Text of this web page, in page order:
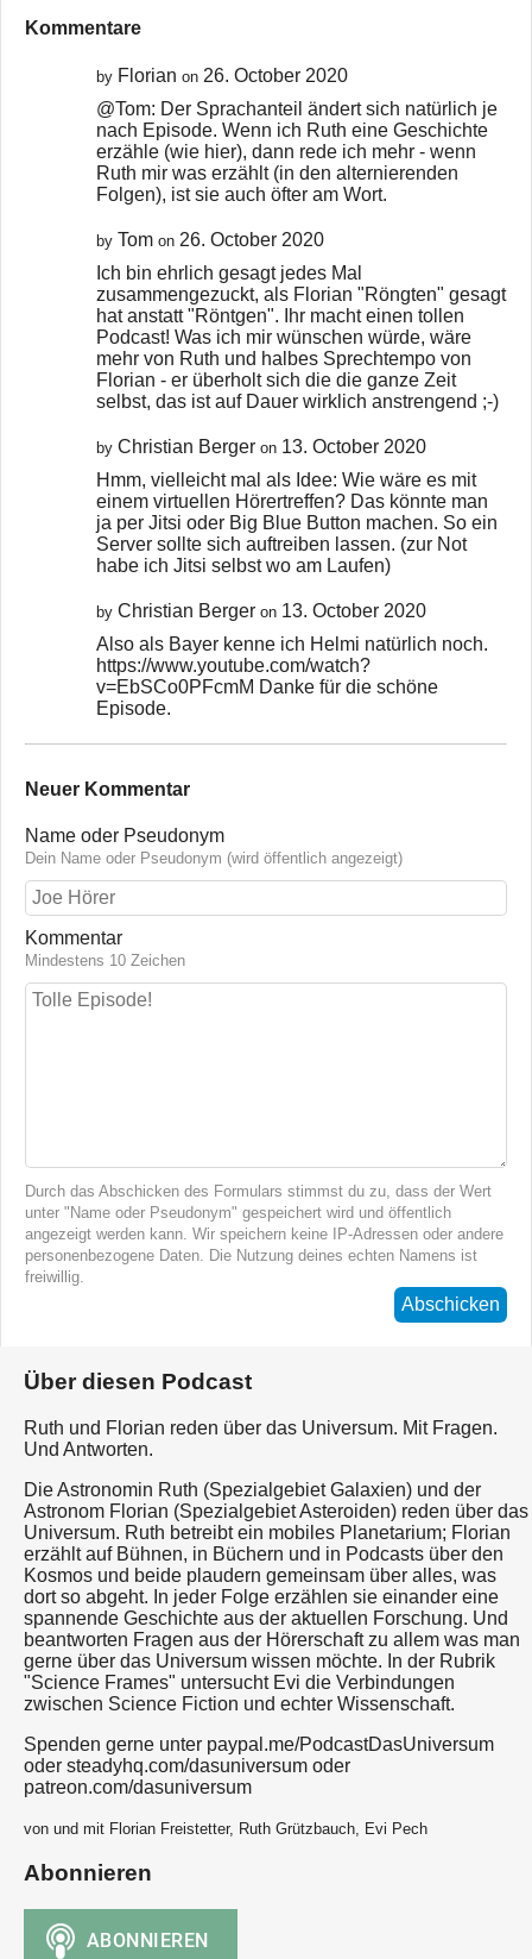
Kommentare
by Florian on 26. October 2020
@Tom: Der Sprachanteil ändert sich natürlich je
nach Episode. Wenn ich Ruth eine Geschichte
erzähle (wie hier), dann rede ich mehr - wenn
Ruth mir was erzählt (in den alternierenden
Folgen), ist sie auch öfter am Wort.
by Tom on 26. October 2020
Ich bin ehrlich gesagt jedes Mal
zusammengezuckt, als Florian "Röngten" gesagt
hat anstatt "Röntgen". Ihr macht einen tollen
Podcast! Was ich mir wünschen würde, wäre
mehr von Ruth und halbes Sprechtempo von
Florian - er überholt sich die die ganze Zeit
selbst, das ist auf Dauer wirklich anstrengend ;-)
by Christian Berger on 13. October 2020
Hmm, vielleicht mal als Idee: Wie wäre es mit
einem virtuellen Hörertreffen? Das könnte man
ja per Jitsi oder Big Blue Button machen. So ein
Server sollte sich auftreiben lassen. (zur Not
habe ich Jitsi selbst wo am Laufen)
by Christian Berger on 13. October 2020
Also als Bayer kenne ich Helmi natürlich noch.
https://www.youtube.com/watch?
v=EbSCo0PFcmM Danke für die schöne
Episode.
Neuer Kommentar
Name oder Pseudonym
Dein Name oder Pseudonym (wird öffentlich angezeigt)
Kommentar
Mindestens 10 Zeichen
Durch das Abschicken des Formulars stimmst du zu, dass der Wert
unter "Name oder Pseudonym" gespeichert wird und öffentlich
angezeigt werden kann. Wir speichern keine IP-Adressen oder andere
personenbezogene Daten. Die Nutzung deines echten Namens ist
freiwillig.
Abschicken
Über diesen Podcast
Ruth und Florian reden über das Universum. Mit Fragen.
Und Antworten.
Die Astronomin Ruth (Spezialgebiet Galaxien) und der
Astronom Florian (Spezialgebiet Asteroiden) reden über das
Universum. Ruth betreibt ein mobiles Planetarium; Florian
erzählt auf Bühnen, in Büchern und in Podcasts über den
Kosmos und beide plaudern gemeinsam über alles, was
dort so abgeht. In jeder Folge erzählen sie einander eine
spannende Geschichte aus der aktuellen Forschung. Und
beantworten Fragen aus der Hörerschaft zu allem was man
gerne über das Universum wissen möchte. In der Rubrik
"Science Frames" untersucht Evi die Verbindungen
zwischen Science Fiction und echter Wissenschaft.
Spenden gerne unter paypal.me/PodcastDasUniversum
oder steadyhq.com/dasuniversum oder
patreon.com/dasuniversum
von und mit Florian Freistetter, Ruth Grützbauch, Evi Pech
Abonnieren